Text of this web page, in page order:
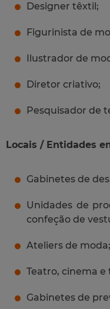
Designer têxtil;
Figurinista de
Ilustrador de
Diretor criativo;
Pesquisador de
Locais / Entidades
Gabinetes de
Unidades de
confeção de
Ateliers de moda;
Teatro, cinema e
Gabinetes de